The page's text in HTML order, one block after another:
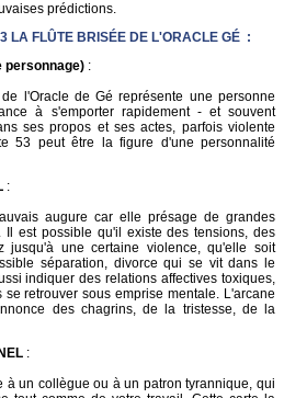
prédictions.
LA FLÛTE BRISÉE DE L'ORACLE GÉ :
personnage) :
l'Oracle de Gé représente une personne
à s'emporter rapidement - et souvent
ses propos et ses actes, parfois violente
53 peut être la figure d'une personnalité
:
augure car elle présage de grandes
Il est possible qu'il existe des tensions, des
jusqu'à une certaine violence, qu'elle soit
séparation, divorce qui se vit dans le
indiquer des relations affectives toxiques,
retrouver sous emprise mentale. L'arcane
des chagrins, de la tristesse, de la
:
à un collègue ou à un patron tyrannique, qui